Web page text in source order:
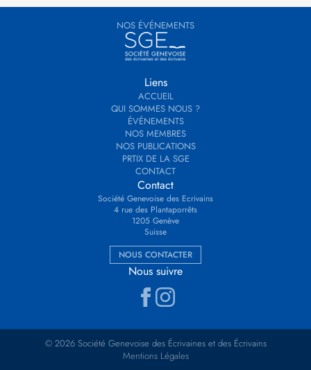
NOS ÉVÉNEMENTS
Liens
ACCUEIL
QUI SOMMES NOUS ?
ÉVÉNEMENTS
NOS MEMBRES
NOS PUBLICATIONS
PRTIX DE LA SGE
CONTACT
Contact
Société Genevoise des Ecrivains
4 rue des Plantaporrêts
1205 Genève
Suisse
NOUS CONTACTER
Nous suivre
© 2026 Société Genevoise des Écrivaines et des Écrivains
Mentions Légales